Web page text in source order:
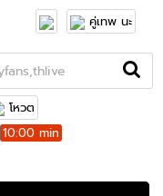
คู่เทพ นะ
โหวต
10:00 min